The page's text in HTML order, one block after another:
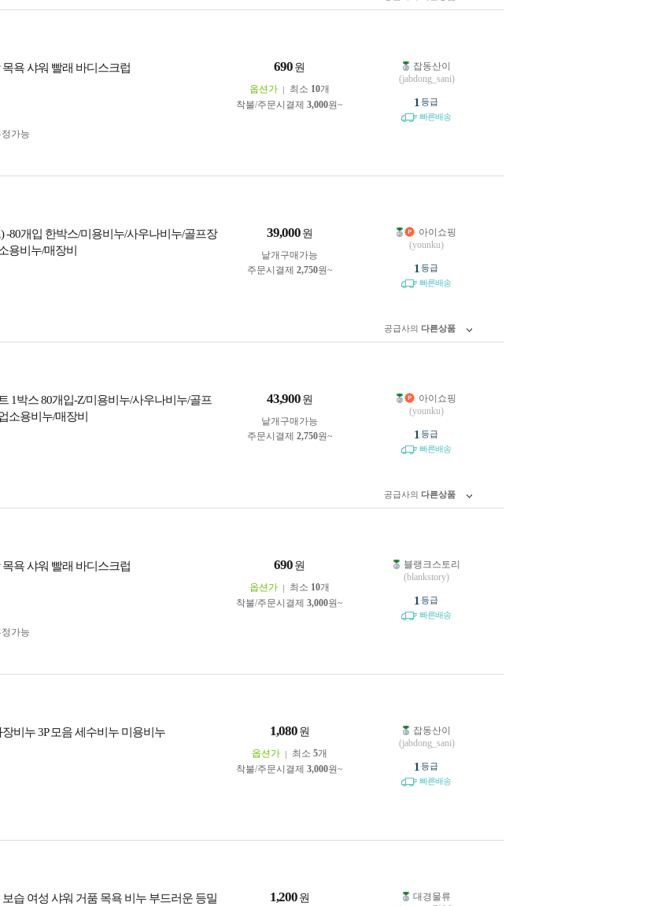
욕 샤워 빨래 바디스크럽 690 원
옵션가 최소 10개
착불/주문시결제 3,000원~
정가능
잡동산이
(jabdong_sani)
1 등급
빠른배송
-80개입 한박스/미용비누/사우나비누/골프장
용비누/매장비
39,000 원
낱개구매가능
주문시결제 2,750원~
아이쇼핑
(younku)
1 등급
빠른배송
공급사의 다른상품
1박스 80개입-Z/미용비누/사우나비누/골프
소용비누/매장비
43,900 원
낱개구매가능
주문시결제 2,750원~
아이쇼핑
(younku)
1 등급
빠른배송
공급사의 다른상품
욕 샤워 빨래 바디스크럽 690 원
옵션가 최소 10개
착불/주문시결제 3,000원~
정가능
블랭크스토리
(blankstory)
1 등급
빠른배송
비누 3P 모음 세수비누 미용비누 1,080 원
옵션가 최소 5개
착불/주문시결제 3,000원~
잡동산이
(jabdong_sani)
1 등급
빠른배송
습 여성 샤워 거품 목욕 비누 부드러운 등밀 1,200 원
대경물류